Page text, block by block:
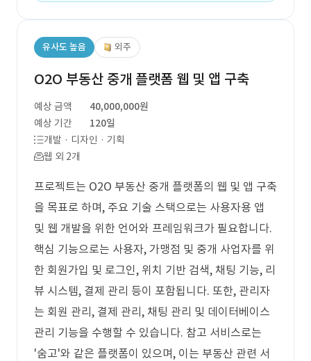
유사도 높음 외주
O2O 부동산 중개 플랫폼 웹 및 앱 구축
예상 금액
40,000,000원
예상 기간
120일
개발 · 디자인 · 기획
웹 외 2개
프로젝트는 O2O 부동산 중개 플랫폼의 웹 및 앱 구축
을 목표로 하며, 주요 기술 스택으로는 사용자용 앱
및 웹 개발을 위한 언어와 프레임워크가 필요합니다.
핵심 기능으로는 사용자, 가맹점 및 중개 사업자를 위
한 회원가입 및 로그인, 위치 기반 검색, 채팅 기능, 리
뷰 시스템, 결제 관리 등이 포함됩니다. 또한, 관리자
는 회원 관리, 결제 관리, 채팅 관리 및 데이터베이스
관리 기능을 수행할 수 있습니다. 참고 서비스로는
'숨고'와 같은 플랫폼이 있으며, 이는 부동산 관련 서